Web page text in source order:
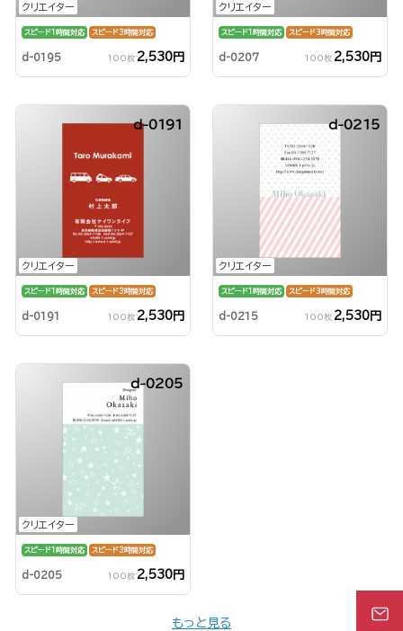
クリエイター
スピード1時間対応 スピード3時間対応
d-0195 100枚 2,530円
クリエイター
スピード1時間対応 スピード3時間対応
d-0207 100枚 2,530円
クリエイター
d-0191
スピード1時間対応 スピード3時間対応
d-0191 100枚 2,530円
クリエイター
d-0215
スピード1時間対応 スピード3時間対応
d-0215 100枚 2,530円
クリエイター
d-0205
スピード1時間対応 スピード3時間対応
d-0205 100枚 2,530円
もっと見る